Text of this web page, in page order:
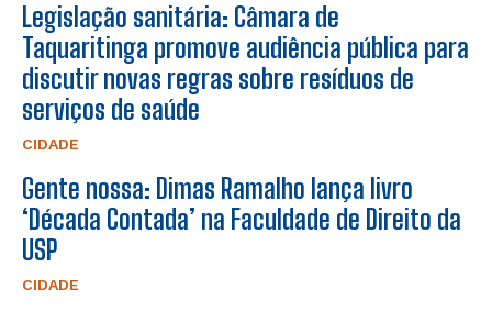
Legislação sanitária: Câmara de
Taquaritinga promove audiência pública para
discutir novas regras sobre resíduos de
serviços de saúde
CIDADE
Gente nossa: Dimas Ramalho lança livro
‘Década Contada’ na Faculdade de Direito da
USP
CIDADE